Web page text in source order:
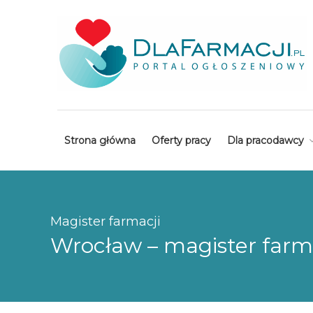
Strona główna Oferty pracy Dla pracodawcy
Magister farmacji
Wrocław – magister